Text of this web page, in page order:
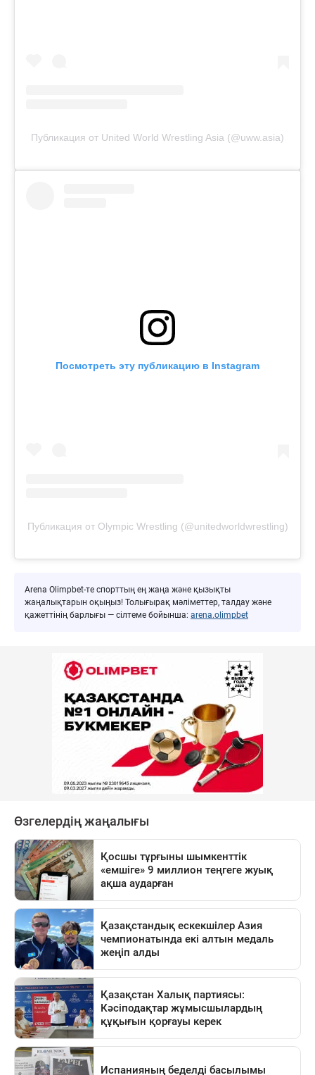
Публикация от United World Wrestling Asia (@uww.asia)
Посмотреть эту публикацию в Instagram
Публикация от Olympic Wrestling (@unitedworldwrestling)
Arena Olimpbet-те спорттың ең жаңа және қызықты
жаңалықтарын оқыңыз! Толығырақ мәліметтер, талдау және
қажеттінің барлығы — сілтеме бойынша: arena.olimpbet